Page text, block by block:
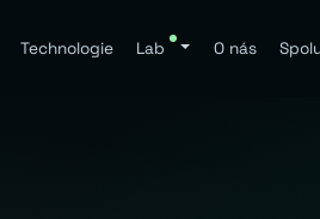
Technologie Lab O nás